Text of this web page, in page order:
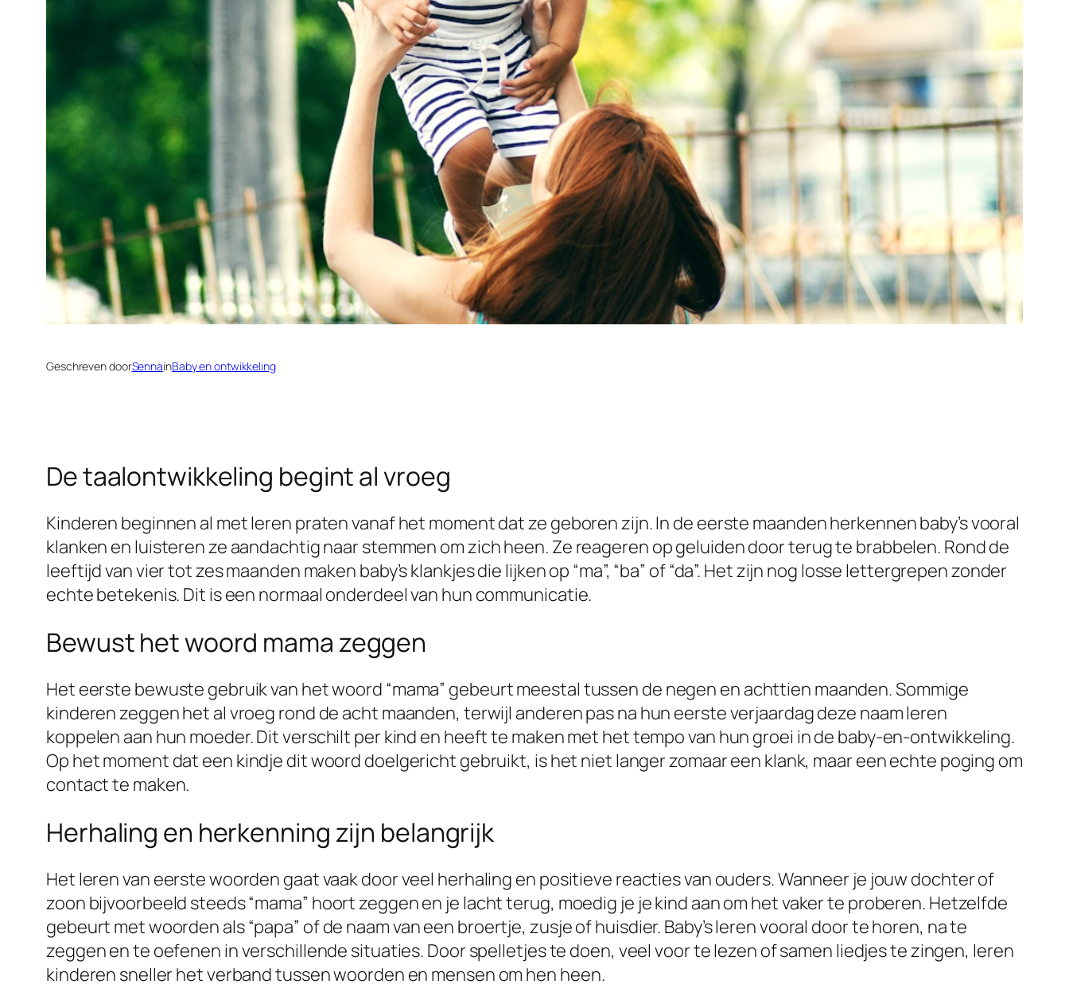
Geschreven doorSennainBaby en ontwikkeling
De taalontwikkeling begint al vroeg
Kinderen beginnen al met leren praten vanaf het moment dat ze geboren zijn. In de eerste maanden herkennen baby’s vooral
klanken en luisteren ze aandachtig naar stemmen om zich heen. Ze reageren op geluiden door terug te brabbelen. Rond de
leeftijd van vier tot zes maanden maken baby’s klankjes die lijken op “ma”, “ba” of “da”. Het zijn nog losse lettergrepen zonder
echte betekenis. Dit is een normaal onderdeel van hun communicatie.
Bewust het woord mama zeggen
Het eerste bewuste gebruik van het woord “mama” gebeurt meestal tussen de negen en achttien maanden. Sommige
kinderen zeggen het al vroeg rond de acht maanden, terwijl anderen pas na hun eerste verjaardag deze naam leren
koppelen aan hun moeder. Dit verschilt per kind en heeft te maken met het tempo van hun groei in de baby-en-ontwikkeling.
Op het moment dat een kindje dit woord doelgericht gebruikt, is het niet langer zomaar een klank, maar een echte poging om
contact te maken.
Herhaling en herkenning zijn belangrijk
Het leren van eerste woorden gaat vaak door veel herhaling en positieve reacties van ouders. Wanneer je jouw dochter of
zoon bijvoorbeeld steeds “mama” hoort zeggen en je lacht terug, moedig je je kind aan om het vaker te proberen. Hetzelfde
gebeurt met woorden als “papa” of de naam van een broertje, zusje of huisdier. Baby’s leren vooral door te horen, na te
zeggen en te oefenen in verschillende situaties. Door spelletjes te doen, veel voor te lezen of samen liedjes te zingen, leren
kinderen sneller het verband tussen woorden en mensen om hen heen.